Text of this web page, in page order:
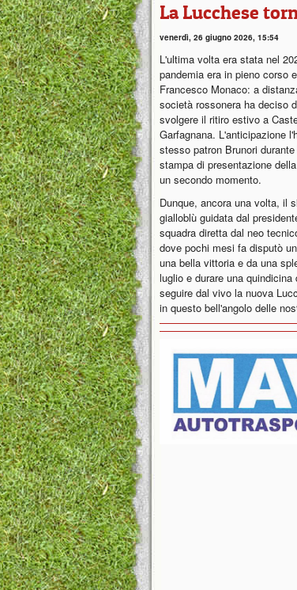
La Lucchese
venerdì, 26 giugno 2026, 15:54
L'ultima volta era stata nel
pandemia era in pieno corso
Francesco Monaco: a
società rossonera ha deciso
svolgere il ritiro estivo a
Garfagnana. L'anticipazione
stesso patron Brunori
stampa di presentazione
un secondo momento.
Dunque, ancora una volta, il
gialloblù guidata dal
squadra diretta dal neo
dove pochi mesi fa disputò
una bella vittoria e da una
luglio e durare una
seguire dal vivo la nuova
in questo bell'angolo delle